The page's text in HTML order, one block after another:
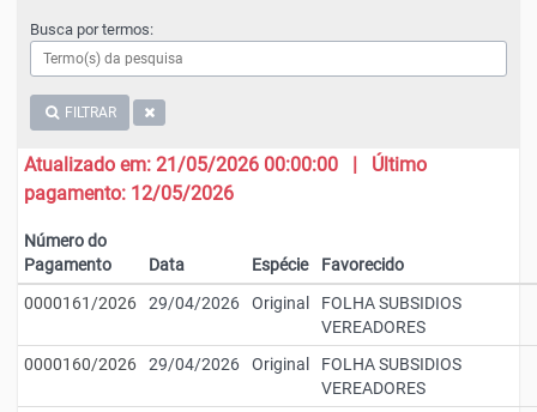
Busca por termos:
FILTRAR
Atualizado em: 21/05/2026 00:00:00 | Último
pagamento: 12/05/2026
Número do
Pagamento
Data Espécie
Favorecido
0000161/2026
29/04/2026 Original
FOLHA SUBSIDIOS
VEREADORES
0000160/2026
29/04/2026 Original
FOLHA SUBSIDIOS
VEREADORES